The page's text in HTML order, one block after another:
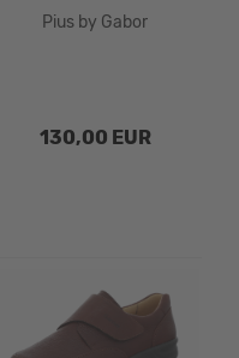
Pius by Gabor
130,00 EUR